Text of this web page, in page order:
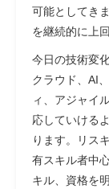
可能としてき
を継続的に上
今日の技術変
クラウド、AI
ィ、アジャイ
応していける
ります。リス
有スキル者中
キル、資格を